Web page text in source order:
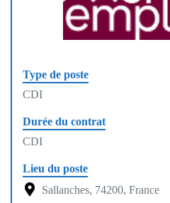
Type de poste
CDI
Durée du contrat
CDI
Lieu du poste
Sallanches, 74200, France